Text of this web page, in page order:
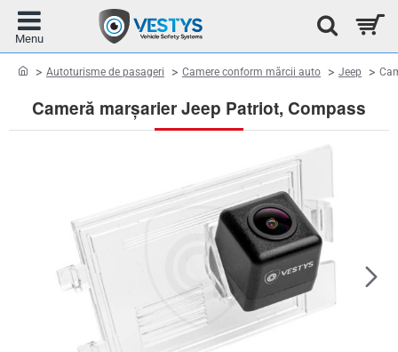
Cameră marșarier Jeep Patriot, Compass
homeAutoturisme de pasageri Camere conform mărcii auto Jeep